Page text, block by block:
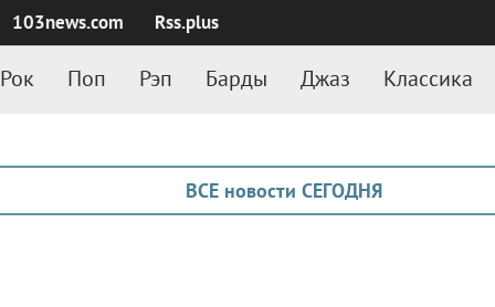
103news.com Rss.plus
Рок Поп Рэп Барды Джаз Классика
ВСЕ новости СЕГОДНЯ